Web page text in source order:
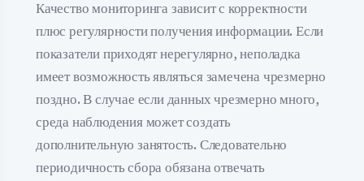
Качество мониторинга зависит с корректности
плюс регулярности получения информации. Если
показатели приходят нерегулярно, неполадка
имеет возможность являться замечена чрезмерно
поздно. В случае если данных чрезмерно много,
среда наблюдения может создать
дополнительную занятость. Следовательно
периодичность сбора обязана отвечать